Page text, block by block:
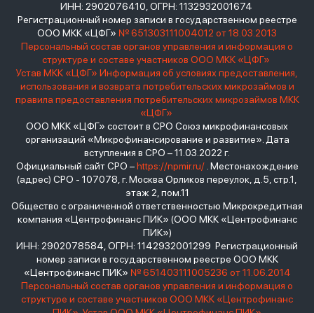
ИНН: 2902076410, ОГРН: 1132932001674
Регистрационный номер записи в государственном реестре
ООО МКК «ЦФГ» № 651303111004012 от 18.03.2013
Персональный состав органов управления и информация о
структуре и составе участников ООО МКК «ЦФГ»
Устав МКК «ЦФГ» Информация об условиях предоставления,
использования и возврата потребительских микрозаймов и
правила предоставления потребительских микрозаймов МКК
«ЦФГ»
ООО МКК «ЦФГ» состоит в СРО Союз микрофинансовых
организаций «Микрофинансирование и развитие». Дата
вступления в СРО – 11.03.2022 г.
Официальный сайт СРО –https://npmir.ru/. Местонахождение
(адрес) СРО - 107078, г. Москва Орликов переулок, д.5, стр.1,
этаж 2, пом.11
Общество с ограниченной ответственностью Микрокредитная
компания «Центрофинанс ПИК» (ООО МКК «Центрофинанс
ПИК»)
ИНН: 2902078584, ОГРН: 1142932001299 Регистрационный
номер записи в государственном реестре ООО МКК
«Центрофинанс ПИК» № 651403111005236 от 11.06.2014
Персональный состав органов управления и информация о
структуре и составе участников ООО МКК «Центрофинанс